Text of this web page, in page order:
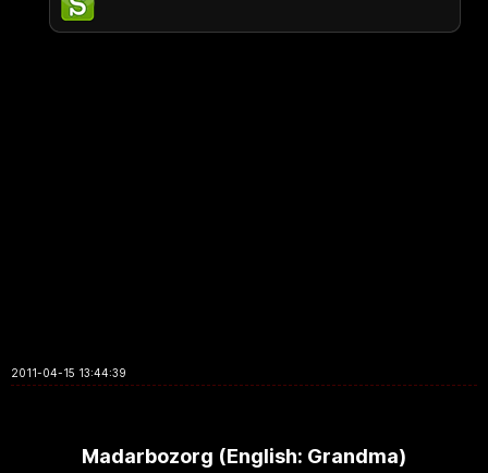
2011-04-15 13:44:39
Madarbozorg (English: Grandma)